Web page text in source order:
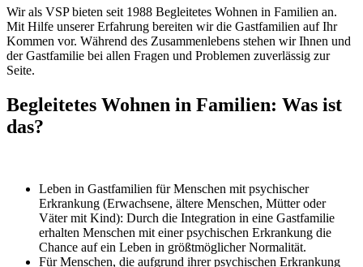
Wir als VSP bieten seit 1988 Begleitetes Wohnen in Familien an.
Mit Hilfe unserer Erfahrung bereiten wir die Gastfamilien auf Ihr
Kommen vor. Während des Zusammenlebens stehen wir Ihnen und
der Gastfamilie bei allen Fragen und Problemen zuverlässig zur
Seite.
Begleitetes Wohnen in Familien: Was ist
das?
Leben in Gastfamilien für Menschen mit psychischer
Erkrankung (Erwachsene, ältere Menschen, Mütter oder
Väter mit Kind): Durch die Integration in eine Gastfamilie
erhalten Menschen mit einer psychischen Erkrankung die
Chance auf ein Leben in größtmöglicher Normalität.
Für Menschen, die aufgrund ihrer psychischen Erkrankung